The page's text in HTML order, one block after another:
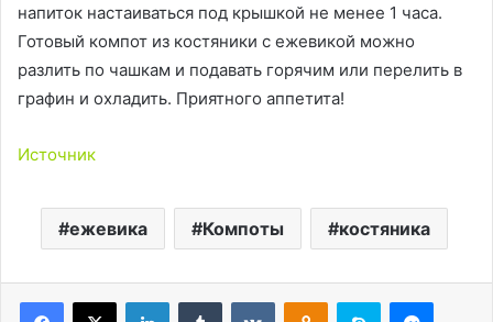
напиток настаиваться под крышкой не менее 1 часа.
Готовый компот из костяники с ежевикой можно
разлить по чашкам и подавать горячим или перелить в
графин и охладить. Приятного аппетита!
Источник
ежевика Компоты костяника
LinkedInTumblr ВконтактеОдноклассники
Skype